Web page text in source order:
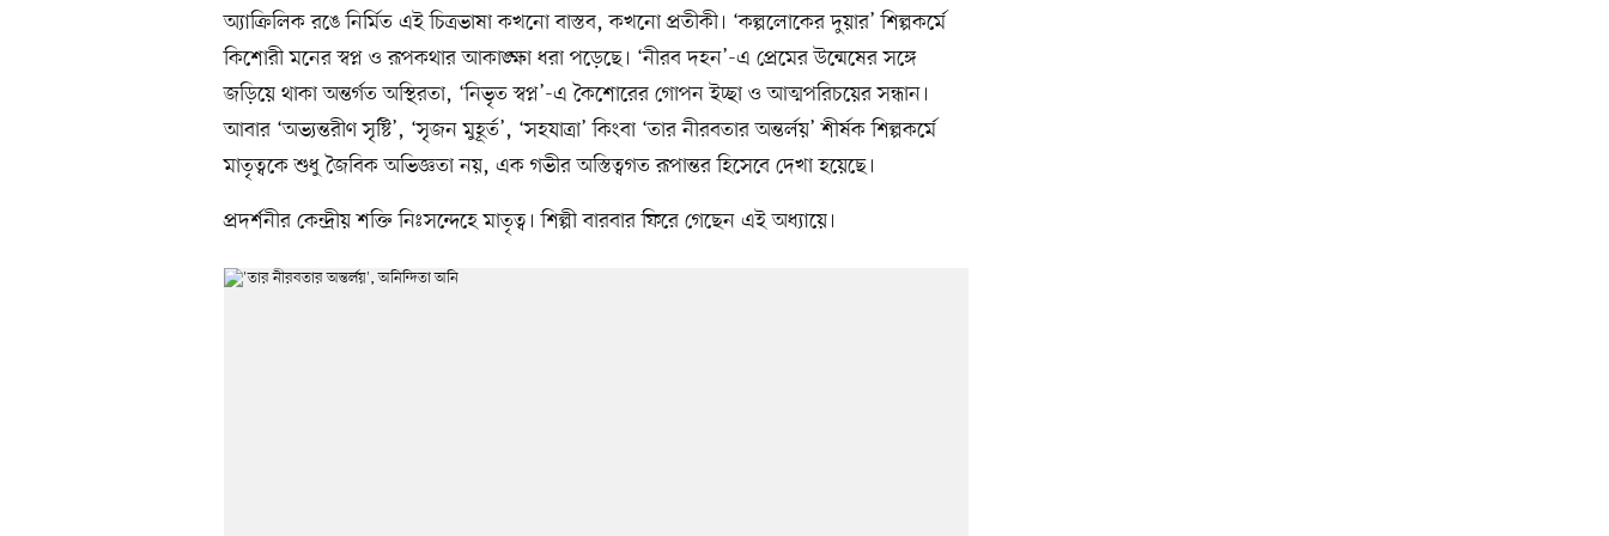
অ্যাক্রিলিক রঙে নির্মিত এই চিত্রভাষা কখনো বাস্তব, কখনো প্রতীকী। ‘কল্পলোকের দুয়ার’ শিল্পকর্মে
কিশোরী মনের স্বপ্ন ও রূপকথার আকাঙ্ক্ষা ধরা পড়েছে। ‘নীরব দহন’-এ প্রেমের উন্মেষের সঙ্গে
জড়িয়ে থাকা অন্তর্গত অস্থিরতা, ‘নিভৃত স্বপ্ন’-এ কৈশোরের গোপন ইচ্ছা ও আত্মপরিচয়ের সন্ধান।
আবার ‘অভ্যন্তরীণ সৃষ্টি’, ‘সৃজন মুহূর্ত’, ‘সহযাত্রা’ কিংবা ‘তার নীরবতার অন্তর্লয়’ শীর্ষক শিল্পকর্মে
মাতৃত্বকে শুধু জৈবিক অভিজ্ঞতা নয়, এক গভীর অস্তিত্বগত রূপান্তর হিসেবে দেখা হয়েছে।
প্রদর্শনীর কেন্দ্রীয় শক্তি নিঃসন্দেহে মাতৃত্ব। শিল্পী বারবার ফিরে গেছেন এই অধ্যায়ে।